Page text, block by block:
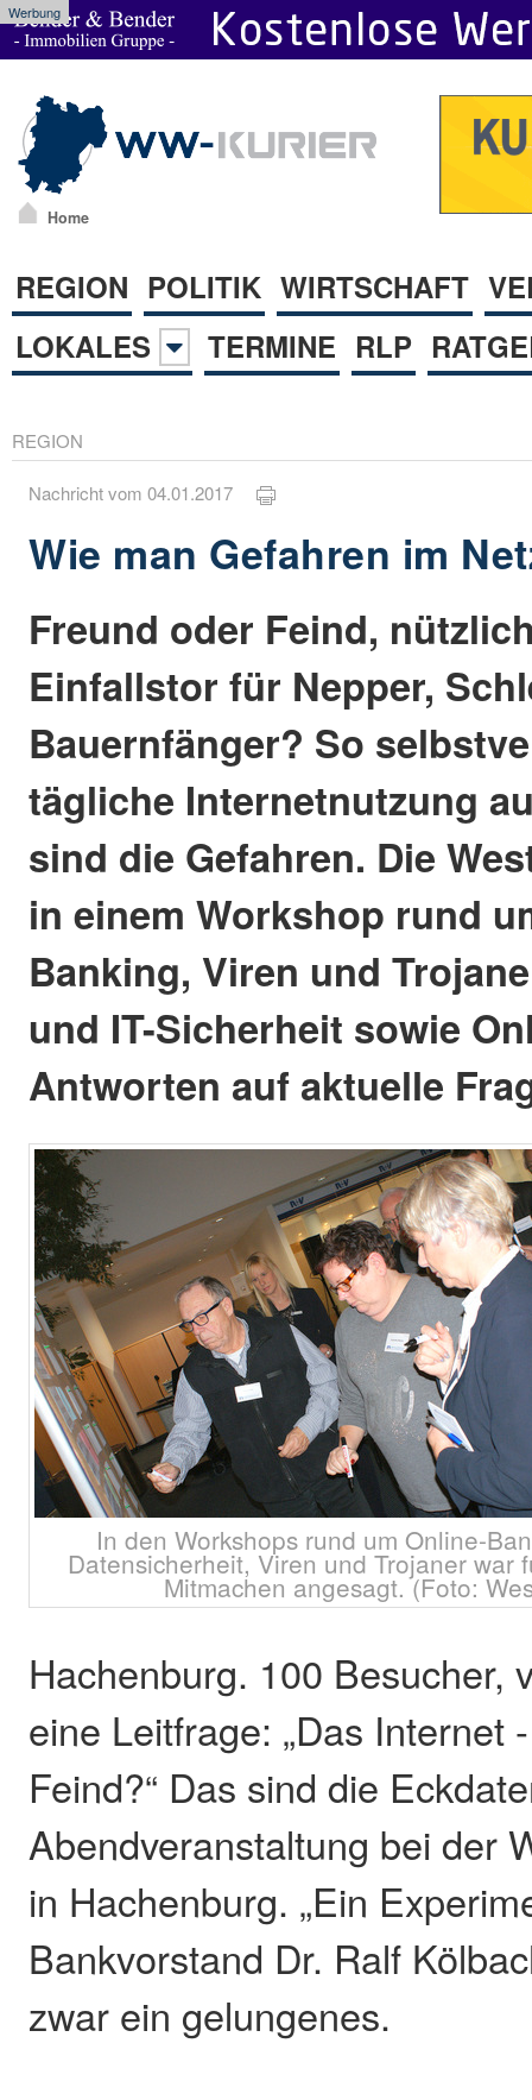
Werbung
Home
REGION POLITIK WIRTSCHAFT
LOKALES
TERMINE RLP
REGION
Nachricht vom 04.01.2017
Wie man Gefahren im
Freund oder Feind,
Einfallstor für Nepper,
Bauernfänger? So
tägliche Internetnutzung
sind die Gefahren. Die
in einem Workshop rund
Banking, Viren und
und IT-Sicherheit sowie
Antworten auf aktuelle
In den Workshops rund um Online-
Datensicherheit, Viren und Trojaner war
Mitmachen angesagt. (Foto:
Hachenburg. 100 Besucher,
eine Leitfrage: „Das Internet
Feind?“ Das sind die
Abendveranstaltung bei der
in Hachenburg. „Ein
Bankvorstand Dr. Ralf
zwar ein gelungenes.